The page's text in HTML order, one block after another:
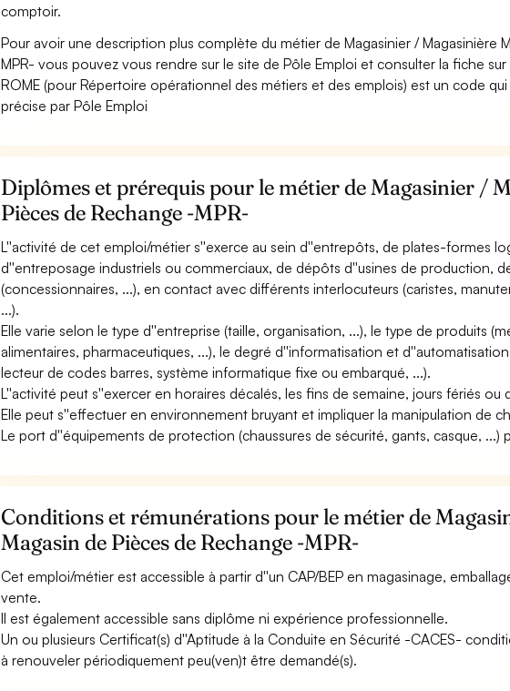
comptoir.
Pour avoir une description plus complète du métier de Magasinier / Magasinière
MPR- vous pouvez vous rendre sur le site de Pôle Emploi et consulter la fiche
ROME (pour Répertoire opérationnel des métiers et des emplois) est un code
précise par Pôle Emploi
Diplômes et prérequis pour le métier de Magasinier /
Pièces de Rechange -MPR-
L''activité de cet emploi/métier s''exerce au sein d''entrepôts, de plates-formes
d''entreposage industriels ou commerciaux, de dépôts d''usines de production,
(concessionnaires, ...), en contact avec différents interlocuteurs (caristes,
...).
Elle varie selon le type d''entreprise (taille, organisation, ...), le type de produits
alimentaires, pharmaceutiques, ...), le degré d''informatisation et
lecteur de codes barres, système informatique fixe ou embarqué, ...).
L''activité peut s''exercer en horaires décalés, les fins de semaine, jours fériés ou
Elle peut s''effectuer en environnement bruyant et impliquer la manipulation de
Le port d''équipements de protection (chaussures de sécurité, gants, casque, ...)
Conditions et rémunérations pour le métier de
Magasin de Pièces de Rechange -MPR-
Cet emploi/métier est accessible à partir d''un CAP/BEP en magasinage,
vente.
Il est également accessible sans diplôme ni expérience professionnelle.
Un ou plusieurs Certificat(s) d''Aptitude à la Conduite en Sécurité -CACES-
à renouveler périodiquement peu(ven)t être demandé(s).